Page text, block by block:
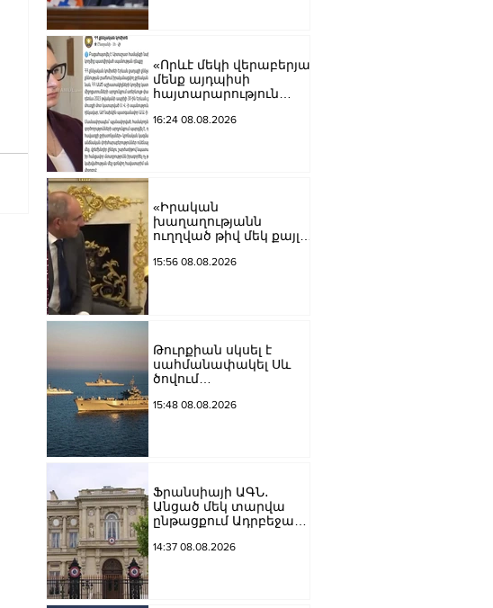
«Որևէ մեկի վերաբերյալ
մենք այդպիսի
հայտարարություն
Քրիստինե Վարդանյան
16:24 08.08.2026
«Իրական
խաղաղությանն
ուղղված թիվ մեկ քայլը
գերիների ազատ
15:56 08.08.2026
Թուրքիան սկսել է
սահմանափակել Սև
ծովում
15:48 08.08.2026
Ֆրանսիայի ԱԳՆ․
Անցած մեկ տարվա
ընթացքում Ադրբեջանն
խաղաղությունը
14:37 08.08.2026